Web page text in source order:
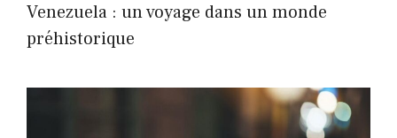
Venezuela : un voyage dans un monde
préhistorique